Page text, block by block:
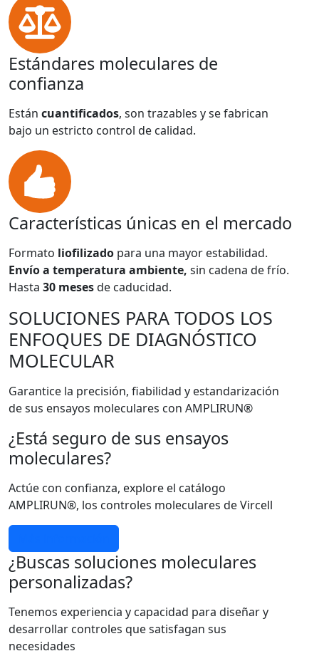
Estándares moleculares de
confianza
Están cuantificados, son trazables y se fabrican
bajo un estricto control de calidad.
Características únicas en el mercado
Formato liofilizado para una mayor estabilidad.
Envío a temperatura ambiente, sin cadena de frío.
Hasta 30 mesesde caducidad.
SOLUCIONES PARA TODOS LOS
ENFOQUES DE DIAGNÓSTICO
MOLECULAR
Garantice la precisión, fiabilidad y estandarización
de sus ensayos moleculares con AMPLIRUN®
¿Está seguro de sus ensayos
moleculares?
Actúe con confianza, explore el catálogo
AMPLIRUN®, los controles moleculares de Vircell
¿Buscas soluciones moleculares
personalizadas?
Tenemos experiencia y capacidad para diseñar y
desarrollar controles que satisfagan sus
necesidades